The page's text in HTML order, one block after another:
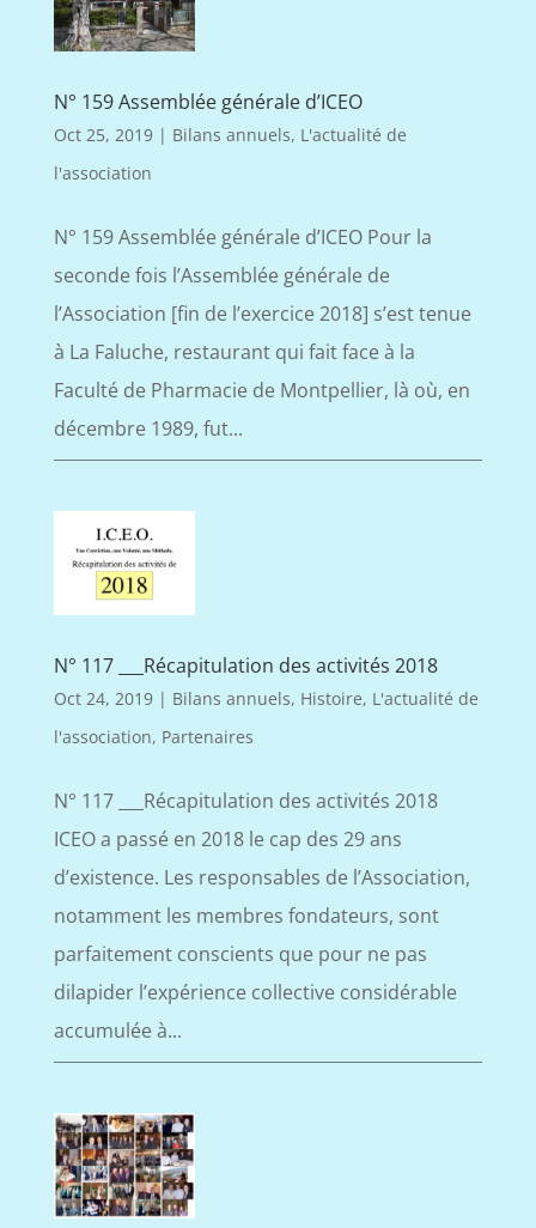
N° 159 Assemblée générale d’ICEO
Oct 25, 2019| Bilans annuels, L'actualité de
l'association
N° 159 Assemblée générale d’ICEO Pour la
seconde fois l’Assemblée générale de
l’Association [fin de l’exercice 2018] s’est tenue
à La Faluche, restaurant qui fait face à la
Faculté de Pharmacie de Montpellier, là où, en
décembre 1989, fut...
N° 117 ___Récapitulation des activités 2018
Oct 24, 2019| Bilans annuels, Histoire, L'actualité de
l'association, Partenaires
N° 117 ___Récapitulation des activités 2018
ICEO a passé en 2018 le cap des 29 ans
d’existence. Les responsables de l’Association,
notamment les membres fondateurs, sont
parfaitement conscients que pour ne pas
dilapider l’expérience collective considérable
accumulée à...